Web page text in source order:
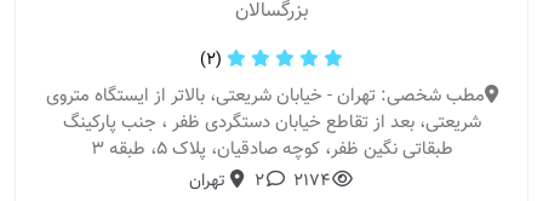
بزرگسالان
(2)
مطب شخصی: تهران - خیابان شریعتی، بالاتر از ایستگاه متروی
شریعتی، بعد از تقاطع خیابان دستگردی ظفر ، جنب پارکینگ
طبقاتی نگین ظفر، کوچه صادقیان، پلاک ۵، طبقه ۳
2174
2 تهران